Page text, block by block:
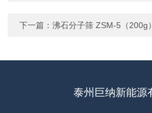
下一篇：沸石分子筛 ZSM-5（200g
泰州巨纳新能源